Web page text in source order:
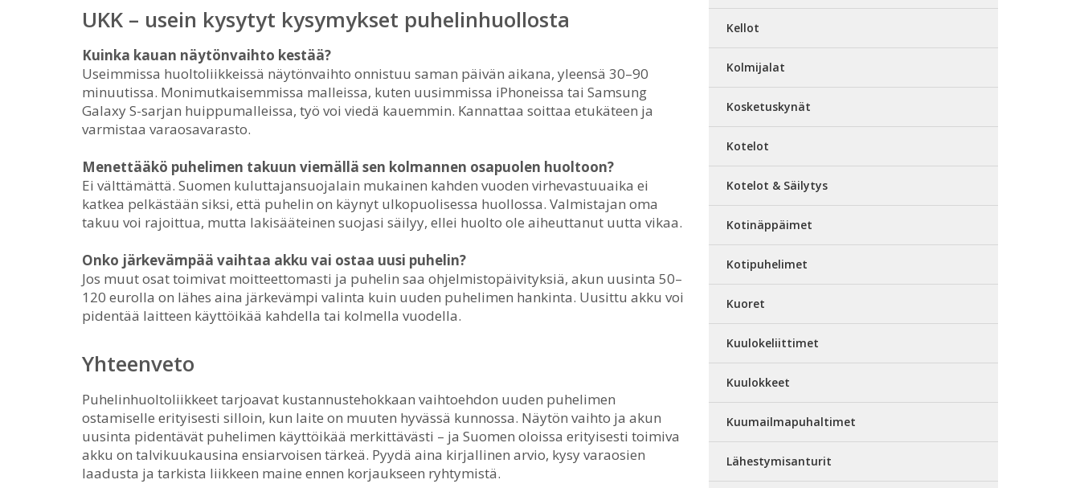
UKK – usein kysytyt kysymykset puhelinhuollosta
Kuinka kauan näytönvaihto kestää?
Useimmissa huoltoliikkeissä näytönvaihto onnistuu saman päivän aikana, yleensä 30–90
minuutissa. Monimutkaisemmissa malleissa, kuten uusimmissa iPhoneissa tai Samsung
Galaxy S-sarjan huippumalleissa, työ voi viedä kauemmin. Kannattaa soittaa etukäteen ja
varmistaa varaosavarasto.
Menettääkö puhelimen takuun viemällä sen kolmannen osapuolen huoltoon?
Ei välttämättä. Suomen kuluttajansuojalain mukainen kahden vuoden virhevastuuaika ei
katkea pelkästään siksi, että puhelin on käynyt ulkopuolisessa huollossa. Valmistajan oma
takuu voi rajoittua, mutta lakisääteinen suojasi säilyy, ellei huolto ole aiheuttanut uutta vikaa.
Onko järkevämpää vaihtaa akku vai ostaa uusi puhelin?
Jos muut osat toimivat moitteettomasti ja puhelin saa ohjelmistopäivityksiä, akun uusinta 50–
120 eurolla on lähes aina järkevämpi valinta kuin uuden puhelimen hankinta. Uusittu akku voi
pidentää laitteen käyttöikää kahdella tai kolmella vuodella.
Yhteenveto
Puhelinhuoltoliikkeet tarjoavat kustannustehokkaan vaihtoehdon uuden puhelimen
ostamiselle erityisesti silloin, kun laite on muuten hyvässä kunnossa. Näytön vaihto ja akun
uusinta pidentävät puhelimen käyttöikää merkittävästi – ja Suomen oloissa erityisesti toimiva
akku on talvikuukausina ensiarvoisen tärkeä. Pyydä aina kirjallinen arvio, kysy varaosien
laadusta ja tarkista liikkeen maine ennen korjaukseen ryhtymistä.
Kellot
Kolmijalat
Kosketuskynät
Kotelot
Kotelot & Säilytys
Kotinäppäimet
Kotipuhelimet
Kuoret
Kuulokeliittimet
Kuulokkeet
Kuumailmapuhaltimet
Lähestymisanturit